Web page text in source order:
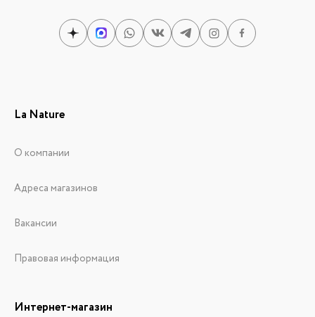
La Nature
О компании
Адреса магазинов
Вакансии
Правовая информация
Интернет-магазин